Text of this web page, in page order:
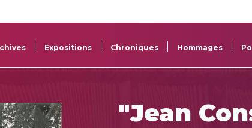
Sacem
projets
Sacem
des
Expositions Chroniques Hommages
"Jean